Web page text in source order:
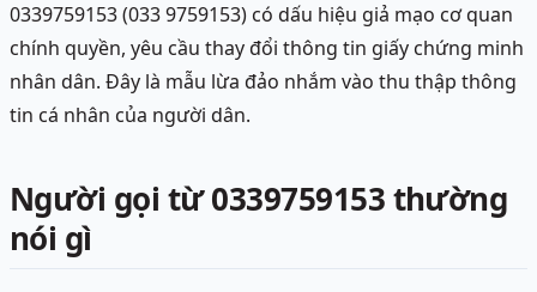
0339759153 (033 9759153) có dấu hiệu giả mạo cơ quan
chính quyền, yêu cầu thay đổi thông tin giấy chứng minh
nhân dân. Đây là mẫu lừa đảo nhắm vào thu thập thông
tin cá nhân của người dân.
Người gọi từ 0339759153 thường
nói gì